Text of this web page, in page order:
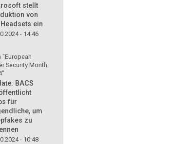
stellt
von
ein
- 14:46
"European
Security Month
BACS
für
um
zu
- 10:48